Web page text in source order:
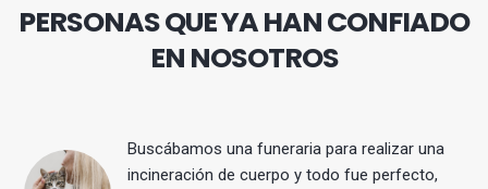
PERSONAS QUE YA HAN CONFIADO
EN NOSOTROS
Buscábamos una funeraria para realizar una
incineración de cuerpo y todo fue perfecto,